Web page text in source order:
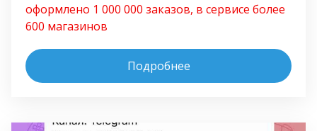
оформлено 1 000 000 заказов, в сервисе более
600 магазинов
Подробнее